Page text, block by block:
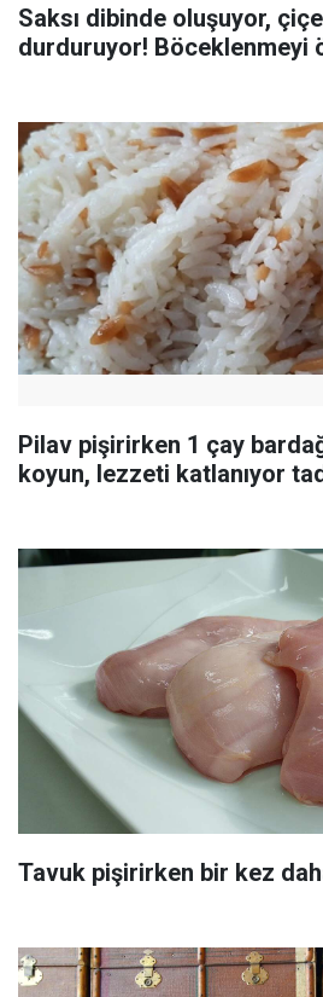
Saksı dibinde oluşuyor,
durduruyor! Böceklenmeyi
Pilav pişirirken 1 çay
koyun, lezzeti katlanıyor
Tavuk pişirirken bir kez